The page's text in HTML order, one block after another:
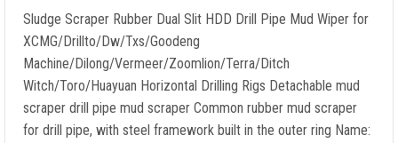
Sludge Scraper Rubber Dual Slit HDD Drill Pipe Mud Wiper for
XCMG/Drillto/Dw/Txs/Goodeng
Machine/Dilong/Vermeer/Zoomlion/Terra/Ditch
Witch/Toro/Huayuan Horizontal Drilling Rigs Detachable mud
scraper drill pipe mud scraper Common rubber mud scraper
for drill pipe, with steel framework built in the outer ring Name: